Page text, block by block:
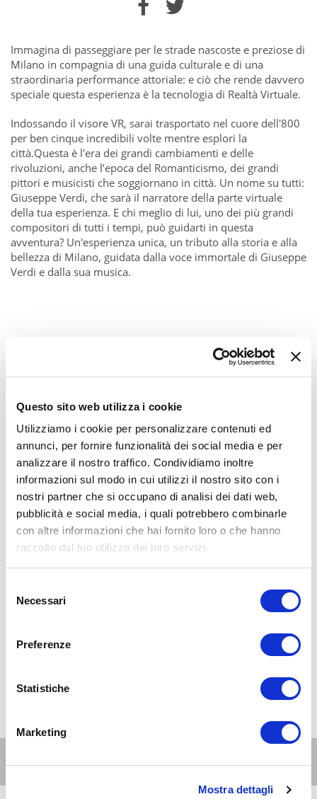
Questo sito web utilizza i cookie
Utilizziamo i cookie per personalizzare contenuti ed
annunci, per fornire funzionalità dei social media e per
analizzare il nostro traffico. Condividiamo inoltre
informazioni sul modo in cui utilizzi il nostro sito con i
nostri partner che si occupano di analisi dei dati web,
pubblicità e social media, i quali potrebbero combinarle
con altre informazioni che hai fornito loro o che hanno
raccolto dal tuo utilizzo dei loro servizi.
delNecessari
Preferenze
Statistiche
Marketing
Mostra dettagli
Immagina di passeggiare per le strade nascoste e preziose di
Milano in compagnia di una guida culturale e di una
straordinaria performance attoriale: e ciò che rende davvero
speciale questa esperienza è la tecnologia di Realtà Virtuale.
Indossando il visore VR, sarai trasportato nel cuore dell'800
per ben cinque incredibili volte mentre esplori la
città.Questa è l'era dei grandi cambiamenti e delle
rivoluzioni, anche l’epoca del Romanticismo, dei grandi
pittori e musicisti che soggiornano in città. Un nome su tutti:
Giuseppe Verdi, che sarà il narratore della parte virtuale
della tua esperienza. E chi meglio di lui, uno dei più grandi
compositori di tutti i tempi, può guidarti in questa
avventura? Un'esperienza unica, un tributo alla storia e alla
bellezza di Milano, guidata dalla voce immortale di Giuseppe
Verdi e dalla sua musica.
Altri eventi per questa età